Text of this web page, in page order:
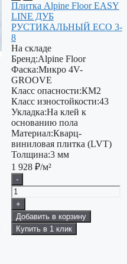
Плитка Alpine Floor EASY
LINE ДУБ
РУСТИКАЛЬНЫЙ ECO 3-
8
На складе
Бренд:Alpine Floor
Фаска:Микро 4V-
GROOVE
Класс опасности:КМ2
Класс изностойкости:43
Укладка:На клей к
основанию пола
Материал:Кварц-
виниловая плитка (LVT)
Толщина:3 мм
1 928 ₽/м²
-
+
Добавить в корзину
Купить в 1 клик